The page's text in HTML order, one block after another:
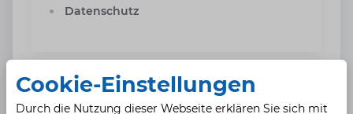
Datenschutz
Cookie-Einstellungen
Durch die Nutzung dieser Webseite erklären Sie sich mit